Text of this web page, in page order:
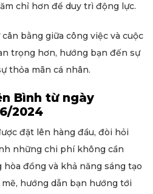
chỉ hơn để duy trì động lực.
bằng giữa công việc và cuộc
trọng hơn, hướng bạn đến sự
thỏa mãn cá nhân.
Bình từ ngày
2024
đặt lên hàng đầu, đòi hỏi
những chi phí không cần
đồng và khả năng sáng tạo
hướng dẫn bạn hướng tới